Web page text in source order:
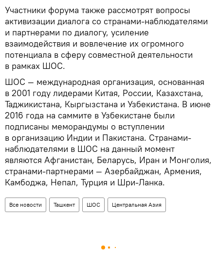
Участники форума также рассмотрят вопросы
активизации диалога со странами-наблюдателями
и партнерами по диалогу, усиление
взаимодействия и вовлечение их огромного
потенциала в сферу совместной деятельности
в рамках ШОС.
ШОС — международная организация, основанная
в 2001 году лидерами Китая, России, Казахстана,
Таджикистана, Кыргызстана и Узбекистана. В июне
2016 года на саммите в Узбекистане были
подписаны меморандумы о вступлении
в организацию Индии и Пакистана. Странами-
наблюдателями в ШОС на данный момент
являются Афганистан, Беларусь, Иран и Монголия,
странами-партнерами — Азербайджан, Армения,
Камбоджа, Непал, Турция и Шри-Ланка.
Все новости Ташкент ШОС Центральная Азия